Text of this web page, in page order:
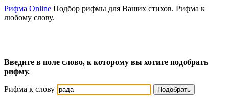
Рифма Online Подбор рифмы для Ваших стихов. Рифма к
любому слову.
Введите в поле слово, к которому вы хотите подобрать
рифму.
Рифма к слову Подобрать